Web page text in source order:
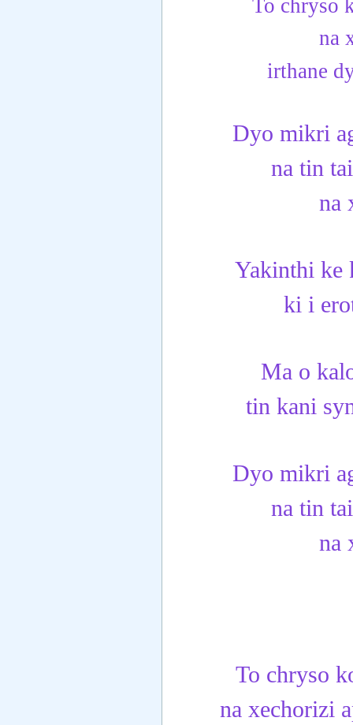
To chryso
na
irthane
Dyo mikri
na tin
na
Yakinthi ke
ki i
Ma o
tin kani
Dyo mikri
na tin
na
To chryso
na xechorizi